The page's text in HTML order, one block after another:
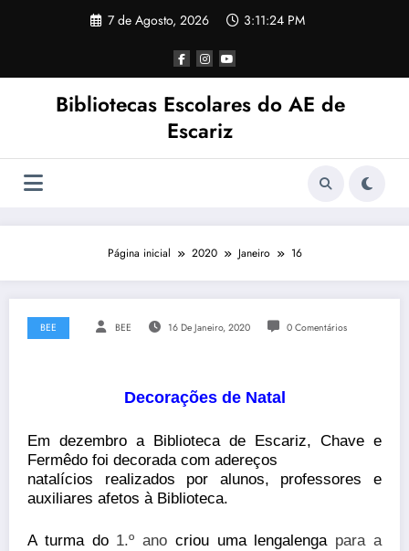
7 de Agosto, 2026 3:11:26 PM
Bibliotecas Escolares do AE de
Escariz
Página inicial 2020 Janeiro 16
BEE BEE 16 De Janeiro, 2020 0 Comentários
Decorações de Natal
Em dezembro a Biblioteca de Escariz, Chave e
Fermêdo foi decorada com adereços
natalícios realizados por alunos, professores e
auxiliares afetos à Biblioteca.
A turma do 1.º ano criou uma lengalenga para a